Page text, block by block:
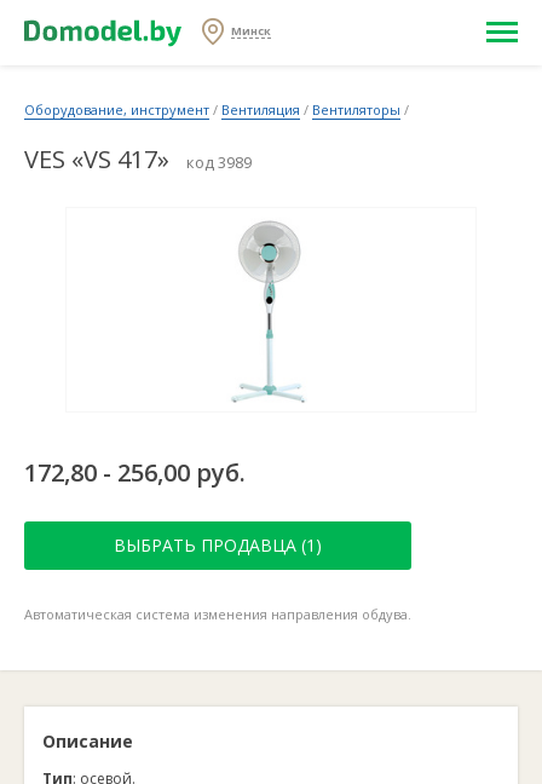
Минск
Оборудование, инструмент / Вентиляция / Вентиляторы /
VES «VS 417» код 3989
172,80 - 256,00 руб.
ВЫБРАТЬ ПРОДАВЦА (1)
Автоматическая система изменения направления обдува.
Описание
Тип: осевой.